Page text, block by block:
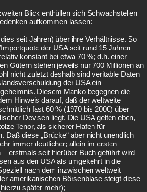
Blick enthüllen sich Schwachstellen
aufkommen lassen:
seit Jahren) über ihre Verhältnisse. So
der USA seit rund 15 Jahren
konstant bei etwa 70 %; d.h. einer
Gütern stehen jeweils nur 700 Millionen an
nicht zuletzt deshalb sind veritable Daten
der USA ein
Diesem Manko begegnen die
Hinweis darauf, daß der weltweite
fast 60 % (1970 bis 2000) über
Devisen liegt. Die USA gelten eben,
Tenor, als sicherer Hafen für
Daß diese „Brücke“ aber nicht unendlich
immer deutlicher; allein im ersten
– erstmals seit hierüber Buch geführt wird –
aus den USA als umgekehrt in die
nach dem inzwischen weltweit
amerikanischen Börsenblase steigt diese
später mehr);